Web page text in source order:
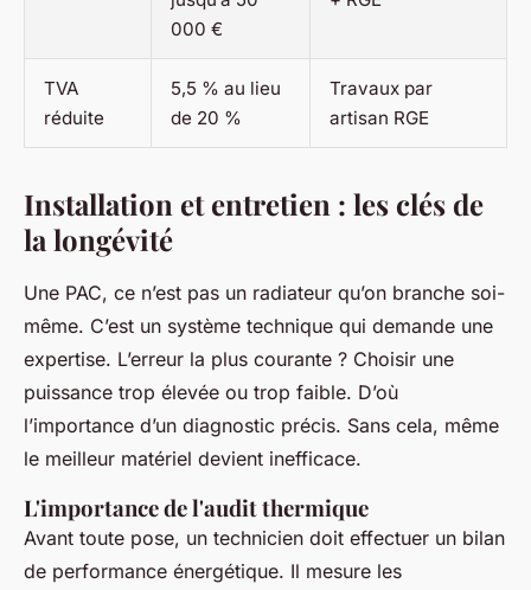
000 €
TVA
réduite
5,5 % au lieu
de 20 %
Travaux par
artisan RGE
Installation et entretien : les clés de
la longévité
Une PAC, ce n’est pas un radiateur qu’on branche soi-
même. C’est un système technique qui demande une
expertise. L’erreur la plus courante ? Choisir une
puissance trop élevée ou trop faible. D’où
l’importance d’un diagnostic précis. Sans cela, même
le meilleur matériel devient inefficace.
L'importance de l'audit thermique
Avant toute pose, un technicien doit effectuer un bilan
de performance énergétique. Il mesure les